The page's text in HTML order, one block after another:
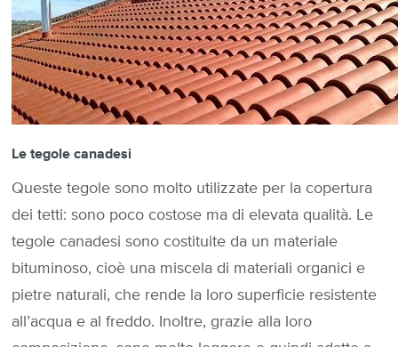
Le tegole canadesi
Queste tegole sono molto utilizzate per la copertura
dei tetti: sono poco costose ma di elevata qualità. Le
tegole canadesi sono costituite da un materiale
bituminoso, cioè una miscela di materiali organici e
pietre naturali, che rende la loro superficie resistente
all’acqua e al freddo. Inoltre, grazie alla loro